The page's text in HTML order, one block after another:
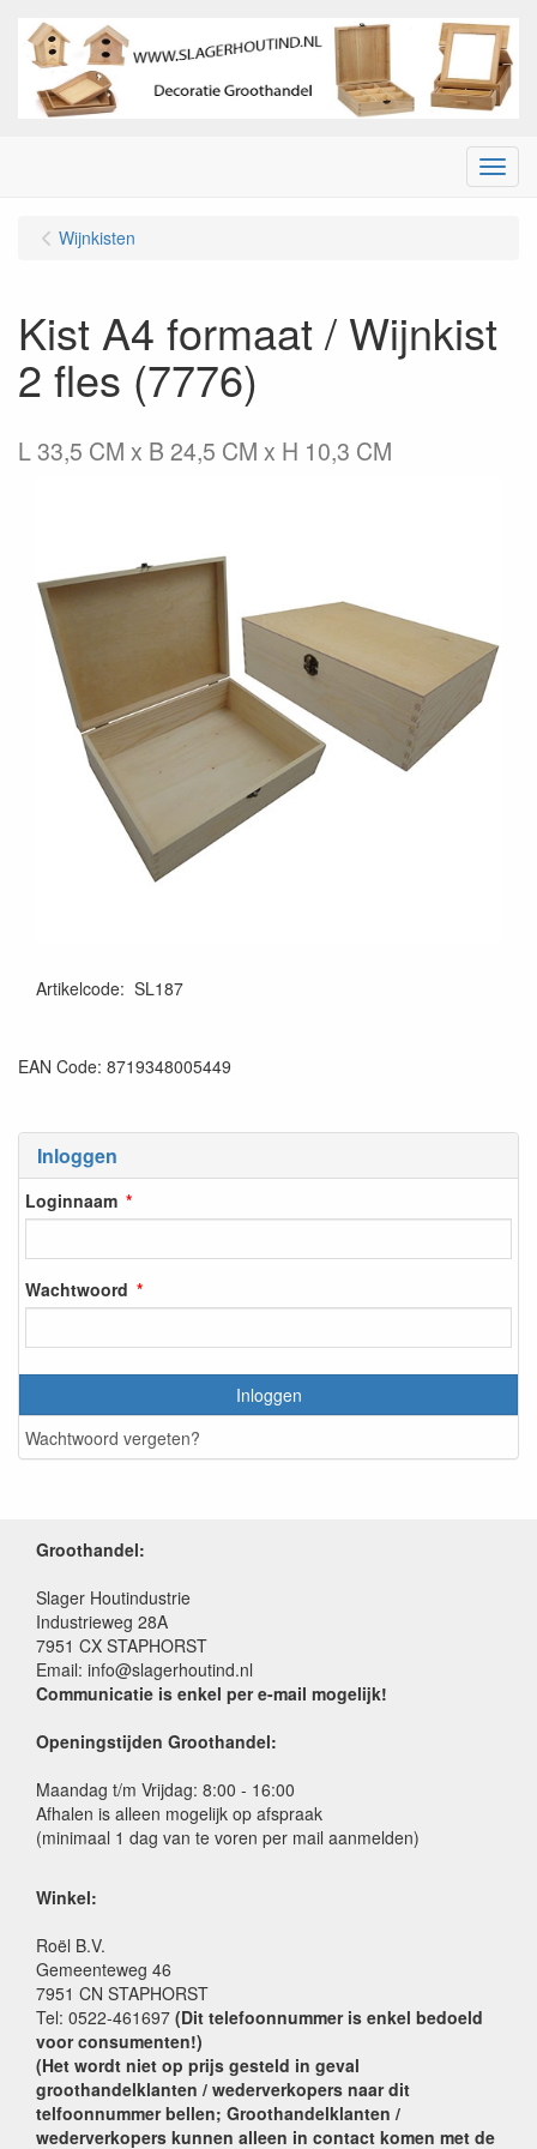
Menu
Inloggen
Loginnaam
Wachtwoord
Inloggen
Wachtwoord vergeten?
Wijnkisten
Kist A4 formaat / Wijnkist
2 fles (7776)
L 33,5 CM x B 24,5 CM x H 10,3 CM
Artikelcode: SL187
EAN Code: 8719348005449
Groothandel:
Slager Houtindustrie
Industrieweg 28A
7951 CX STAPHORST
Email: info@slagerhoutind.nl
Communicatie is enkel per e-mail mogelijk!
Openingstijden Groothandel:
Maandag t/m Vrijdag: 8:00 - 16:00
Afhalen is alleen mogelijk op afspraak
(minimaal 1 dag van te voren per mail aanmelden)
Winkel:
Roël B.V.
Gemeenteweg 46
7951 CN STAPHORST
Tel: 0522-461697 (Dit telefoonnummer is enkel bedoeld
voor consumenten!)
(Het wordt niet op prijs gesteld in geval
groothandelklanten / wederverkopers naar dit
telfoonnummer bellen; Groothandelklanten /
wederverkopers kunnen alleen in contact komen met de